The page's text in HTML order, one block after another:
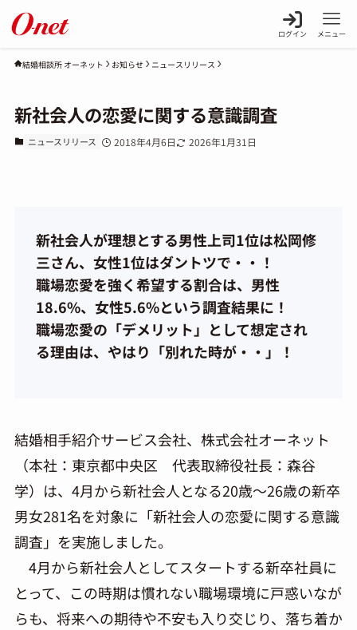
ログイン メニュー
結婚相談所 オーネット お知らせ ニュースリリース
新社会人の恋愛に関する意識調査
ニュースリリース 2018年4月6日 2026年1月31日
新社会人が理想とする男性上司1位は松岡修
三さん、女性1位はダントツで・・！
職場恋愛を強く希望する割合は、男性
18.6%、女性5.6%という調査結果に！
職場恋愛の「デメリット」として想定され
る理由は、やはり「別れた時が・・」！
結婚相手紹介サービス会社、株式会社オーネット
（本社：東京都中央区 代表取締役社長：森谷
学）は、4月から新社会人となる20歳～26歳の新卒
男女281名を対象に「新社会人の恋愛に関する意識
調査」を実施しました。
4月から新社会人としてスタートする新卒社員に
とって、この時期は慣れない職場環境に戸惑いなが
らも、将来への期待や不安も入り交じり、落ち着か